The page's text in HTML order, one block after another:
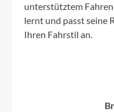
unterstütztem Fahren
lernt und passt seine
Ihren Fahrstil an.